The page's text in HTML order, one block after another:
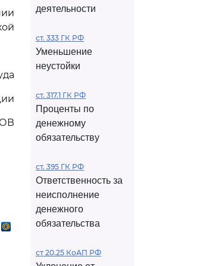
деятельности
ст. 333 ГК РФ
Уменьшение
неустойки
ст. 317.1 ГК РФ
Проценты по
денежному
обязательству
ст. 395 ГК РФ
Ответственность за
неисполнение
денежного
обязательства
ст 20.25 КоАП РФ